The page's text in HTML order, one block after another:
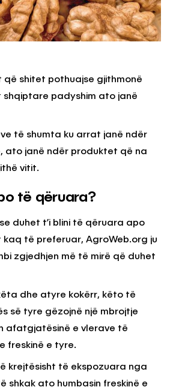
që shitet pothuajse gjithmonë
shqiptare padyshim ato janë
të shumta ku arrat janë ndër
ato janë ndër produktet që na
vitit.
të qëruara?
duhet t’i blini të qëruara apo
kaq të preferuar, AgroWeb.org ju
zgjedhjen më të mirë që duhet
dhe atyre kokërr, këto të
së tyre gëzojnë një mbrojtje
afatgjatësinë e vlerave të
freskinë e tyre.
krejtësisht të ekspozuara nga
shkak ato humbasin freskinë e